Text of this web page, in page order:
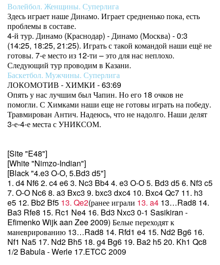
Волейбол. Женщины. Суперлига
Здесь играет наше Динамо. Играет средненько пока, есть
проблемы в составе.
4-й тур. Динамо (Краснодар) - Динамо (Москва) - 0:3
(14:25, 18:25, 21:25). Играть с такой командой наши ещё не
готовы. 7-е место из 12-ти – это для нас неплохо.
Следующий тур проводим в Казани.
Баскетбол. Мужчины. Суперлига
ЛОКОМОТИВ - ХИМКИ - 63:69
Опять у нас лучшим был Чапин. Но его 18 очков не
помогли. С Химками наши еще не готовы играть на победу.
Травмирован Антич. Надеюсь, что не надолго. Наши делят
3-е-4-е места с УНИКСОМ.
[Site "E48"]
[White "Nimzo-Indian"]
[Black "4.e3 O-O, 5.Bd3 d5"]
1. d4 Nf6 2. c4 e6 3. Nc3 Bb4 4. e3 O-O 5. Bd3 d5 6. Nf3 c5
7. O-O Nc6 8. a3 Bxc3 9. bxc3 dxc4 10. Bxc4 Qc7 11. h3
e5 12. Bb2 Bf5 13. Qe2(ранее играли 13. a4 13…Rad8 14.
Ba3 Rfe8 15. Rc1 Ne4 16. Bd3 Nxc3 0-1 Sasikiran -
Efimenko Wijk aan Zee 2009) Белые переходят к
маневрированию 13…Rad8 14. Rfd1 e4 15. Nd2 Bg6 16.
Nf1 Na5 17. Nd2 Bh5 18. g4 Bg6 19. Ba2 h5 20. Kh1 Qc8
1/2 Babula - Werle 17.ETCC 2009